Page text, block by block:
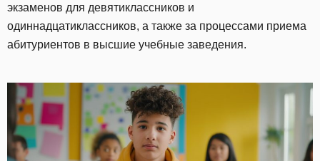
экзаменов для девятиклассников и
одиннадцатиклассников, а также за процессами приема
абитуриентов в высшие учебные заведения.